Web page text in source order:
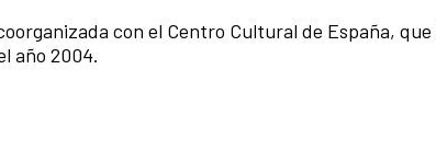
con el Centro Cultural de España,
año 2004.